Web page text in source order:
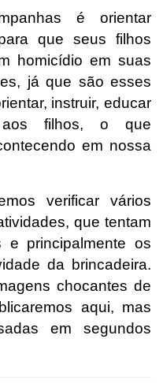
é orientar
que seus filhos
homicídio em suas
já que são esses
instruir, educar
aos filhos, o que
em nossa
verificar vários
que tentam
e principalmente os
da brincadeira.
chocantes de
aqui, mas
em segundos